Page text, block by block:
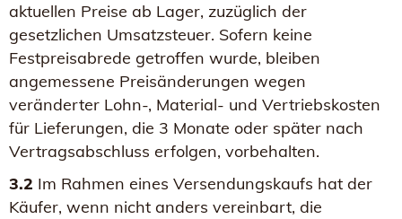
aktuellen Preise ab Lager, zuzüglich der
gesetzlichen Umsatzsteuer. Sofern keine
Festpreisabrede getroffen wurde, bleiben
angemessene Preisänderungen wegen
veränderter Lohn-, Material- und Vertriebskosten
für Lieferungen, die 3 Monate oder später nach
Vertragsabschluss erfolgen, vorbehalten.
3.2 Im Rahmen eines Versendungskaufs hat der
Käufer, wenn nicht anders vereinbart, die